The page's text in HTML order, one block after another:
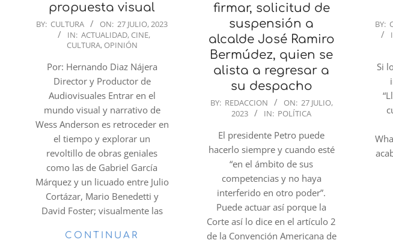
propuesta visual
2023-
BY: CULTURA ON: 27 JULIO, 2023
IN: ACTUALIDAD, CINE,
CULTURA, OPINIÓN
Por: Hernando Diaz Nájera
Director y Productor de
Audiovisuales Entrar en el
mundo visual y narrativo de
Wess Anderson es retroceder en
el tiempo y explorar un
revoltillo de obras geniales
como las de Gabriel García
Márquez y un licuado entre Julio
Cortázar, Mario Benedetti y
David Foster; visualmente las
CONTINUAR
firmar, solicitud de
suspensión a
alcalde José Ramiro
Bermúdez, quien se
alista a regresar a
su despacho
2023-
BY: REDACCION ON: 27 JULIO,
2023
IN: POLÍTICA
El presidente Petro puede
hacerlo siempre y cuando esté
“en el ámbito de sus
competencias y no haya
interferido en otro poder”.
Puede actuar así porque la
Corte así lo dice en el artículo 2
de la Convención Americana de
07-
BY:
Si